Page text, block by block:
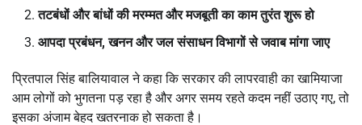
तटबंधों और बांधों की मरम्मत और मजबूती का काम तुरंत शुरू हो
आपदा प्रबंधन,खनन और जल संसाधन विभागों से जवाब मांगा जाए
प्रितपाल सिंह बालियावाल ने कहा कि सरकार की लापरवाही का खामियाजा
आम लोगों को भुगतना पड़ रहा है और अगर समय रहते कदम नहीं उठाए गए, तो
इसका अंजाम बेहद खतरनाक हो सकता है।